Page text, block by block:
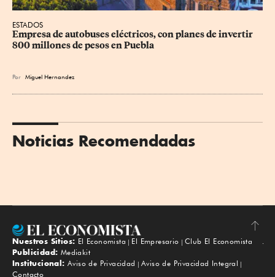
ESTADOS
Empresa de autobuses eléctricos, con planes de invertir
800 millones de pesos en Puebla
Por Miguel Hernandez
Noticias Recomendadas
Subir
Nuestros Sitios: El Economista El Empresario
Club El Economista
Publicidad: Mediakit
Institucional: Aviso de Privacidad
Aviso de Privacidad Integral
Contacto